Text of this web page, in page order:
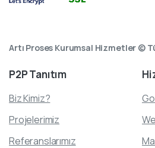
Artı Proses Kurumsal Hizmetler ©
P2PTanıtım
Biz Kimiz?
Projelerimiz
Referanslarımız